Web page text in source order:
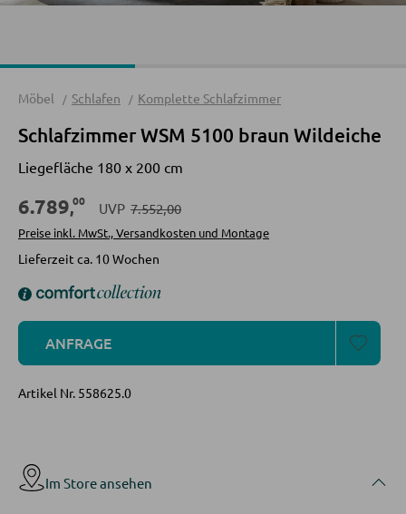
KOMMODEN UND SIDEBOARDS
Sideboards
REGALE
Wandregale
Vitrinen
Möbel Schlafen Komplette Schlafzimmer
Schlafzimmer WSM 5100 braun Wildeiche
Liegefläche 180 x 200 cm
6.789,00 UVP 7.552,00
Preise inkl. MwSt., Versandkosten und Montage
Lieferzeit ca. 10 Wochen
ANFRAGE
Artikel Nr. 558625.0
Im Store ansehen